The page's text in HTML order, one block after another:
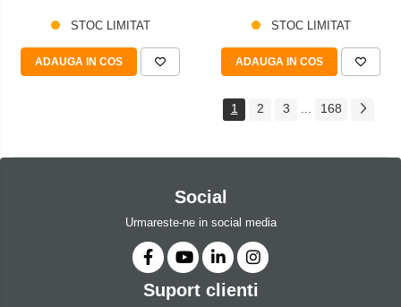
STOC LIMITAT
ADAUGA IN COS
STOC LIMITAT
ADAUGA IN COS
1 2 3 ... 168
Social
Urmareste-ne in social media
Suport clienti